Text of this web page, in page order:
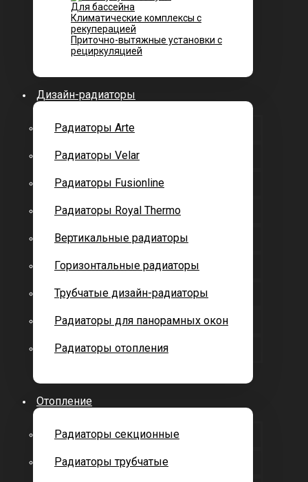
Для бассейна
Климатические комплексы с
рекуперацией
Приточно-вытяжные установки с
рециркуляцией
Дизайн-радиаторы
Радиаторы Arte
Радиаторы Velar
Радиаторы Fusionline
Радиаторы Royal Thermo
Вертикальные радиаторы
Горизонтальные радиаторы
Трубчатые дизайн-радиаторы
Радиаторы для панорамных окон
Радиаторы отопления
Отопление
Радиаторы секционные
Радиаторы трубчатые